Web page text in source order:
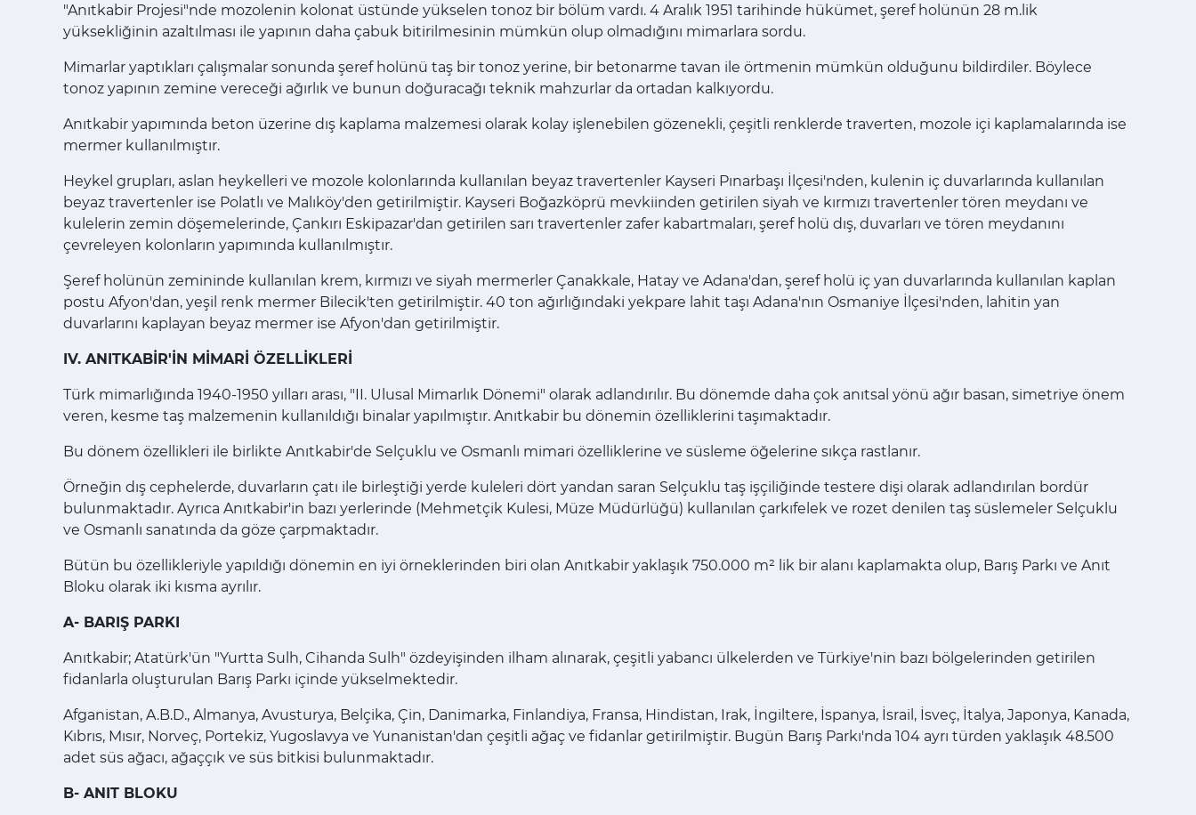
"Anıtkabir Projesi"nde mozolenin kolonat üstünde yükselen tonoz bir bölüm vardı. 4 Aralık 1951 tarihinde hükümet, şeref holünün 28 m.lik
yüksekliğinin azaltılması ile yapının daha çabuk bitirilmesinin mümkün olup olmadığını mimarlara sordu.
Mimarlar yaptıkları çalışmalar sonunda şeref holünü taş bir tonoz yerine, bir betonarme tavan ile örtmenin mümkün olduğunu bildirdiler. Böylece
tonoz yapının zemine vereceği ağırlık ve bunun doğuracağı teknik mahzurlar da ortadan kalkıyordu.
Anıtkabir yapımında beton üzerine dış kaplama malzemesi olarak kolay işlenebilen gözenekli, çeşitli renklerde traverten, mozole içi kaplamalarında ise
mermer kullanılmıştır.
Heykel grupları, aslan heykelleri ve mozole kolonlarında kullanılan beyaz travertenler Kayseri Pınarbaşı İlçesi'nden, kulenin iç duvarlarında kullanılan
beyaz travertenler ise Polatlı ve Malıköy'den getirilmiştir. Kayseri Boğazköprü mevkiinden getirilen siyah ve kırmızı travertenler tören meydanı ve
kulelerin zemin döşemelerinde, Çankırı Eskipazar'dan getirilen sarı travertenler zafer kabartmaları, şeref holü dış, duvarları ve tören meydanını
çevreleyen kolonların yapımında kullanılmıştır.
Şeref holünün zemininde kullanılan krem, kırmızı ve siyah mermerler Çanakkale, Hatay ve Adana'dan, şeref holü iç yan duvarlarında kullanılan kaplan
postu Afyon'dan, yeşil renk mermer Bilecik'ten getirilmiştir. 40 ton ağırlığındaki yekpare lahit taşı Adana'nın Osmaniye İlçesi'nden, lahitin yan
duvarlarını kaplayan beyaz mermer ise Afyon'dan getirilmiştir.
IV. ANITKABİR'İN MİMARİ ÖZELLİKLERİ
Türk mimarlığında 1940-1950 yılları arası, "II. Ulusal Mimarlık Dönemi" olarak adlandırılır. Bu dönemde daha çok anıtsal yönü ağır basan, simetriye önem
veren, kesme taş malzemenin kullanıldığı binalar yapılmıştır. Anıtkabir bu dönemin özelliklerini taşımaktadır.
Bu dönem özellikleri ile birlikte Anıtkabir'de Selçuklu ve Osmanlı mimari özelliklerine ve süsleme öğelerine sıkça rastlanır.
Örneğin dış cephelerde, duvarların çatı ile birleştiği yerde kuleleri dört yandan saran Selçuklu taş işçiliğinde testere dişi olarak adlandırılan bordür
bulunmaktadır. Ayrıca Anıtkabir'in bazı yerlerinde (Mehmetçik Kulesi, Müze Müdürlüğü) kullanılan çarkıfelek ve rozet denilen taş süslemeler Selçuklu
ve Osmanlı sanatında da göze çarpmaktadır.
Bütün bu özellikleriyle yapıldığı dönemin en iyi örneklerinden biri olan Anıtkabir yaklaşık 750.000 m² lik bir alanı kaplamakta olup, Barış Parkı ve Anıt
Bloku olarak iki kısma ayrılır.
A- BARIŞ PARKI
Anıtkabir; Atatürk'ün "Yurtta Sulh, Cihanda Sulh" özdeyişinden ilham alınarak, çeşitli yabancı ülkelerden ve Türkiye'nin bazı bölgelerinden getirilen
fidanlarla oluşturulan Barış Parkı içinde yükselmektedir.
Afganistan, A.B.D., Almanya, Avusturya, Belçika, Çin, Danimarka, Finlandiya, Fransa, Hindistan, Irak, İngiltere, İspanya, İsrail, İsveç, İtalya, Japonya, Kanada,
Kıbrıs, Mısır, Norveç, Portekiz, Yugoslavya ve Yunanistan'dan çeşitli ağaç ve fidanlar getirilmiştir. Bugün Barış Parkı'nda 104 ayrı türden yaklaşık 48.500
adet süs ağacı, ağaççık ve süs bitkisi bulunmaktadır.
B- ANIT BLOKU